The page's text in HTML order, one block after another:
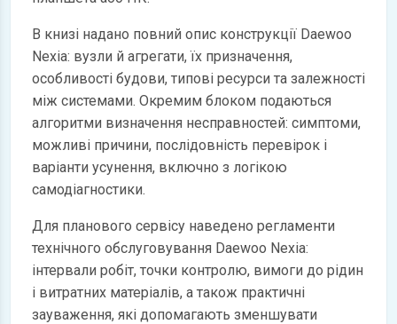
В книзі надано повний опис конструкції Daewoo
Nexia: вузли й агрегати, їх призначення,
особливості будови, типові ресурси та залежності
між системами. Окремим блоком подаються
алгоритми визначення несправностей: симптоми,
можливі причини, послідовність перевірок і
варіанти усунення, включно з логікою
самодіагностики.
Для планового сервісу наведено регламенти
технічного обслуговування Daewoo Nexia:
інтервали робіт, точки контролю, вимоги до рідин
і витратних матеріалів, а також практичні
зауваження, які допомагають зменшувати